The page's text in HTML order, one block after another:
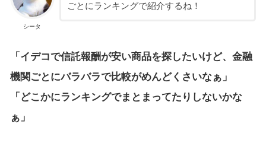
シータ
ごとにランキングで紹介するね！
「イデコで信託報酬が安い商品を探したいけど、金融
機関ごとにバラバラで比較がめんどくさいなぁ」
「どこかにランキングでまとまってたりしないかな
ぁ」